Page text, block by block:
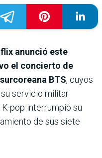
anunció este
el concierto de
BTS, cuyos
servicio militar
pop interrumpió su
de sus siete